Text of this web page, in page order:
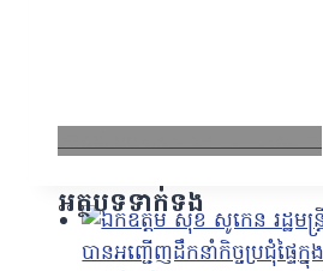
FacebookXEmailLinkedIn
អត្ថបទទាក់ទង